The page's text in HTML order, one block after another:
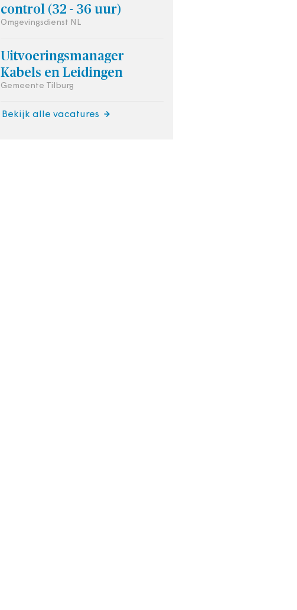
control (32 - 36 uur)
Omgevingsdienst NL
Uitvoeringsmanager
Kabels en Leidingen
Gemeente Tilburg
Bekijk alle vacatures